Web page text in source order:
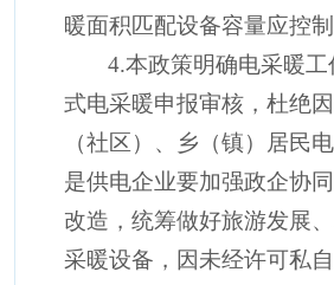
暖面积匹配设备容量应控
4.本政策明确电采暖
式电采暖申报审核，杜绝
（社区）、乡（镇）居民
是供电企业要加强政企协
改造，统筹做好旅游发展
采暖设备，因未经许可私